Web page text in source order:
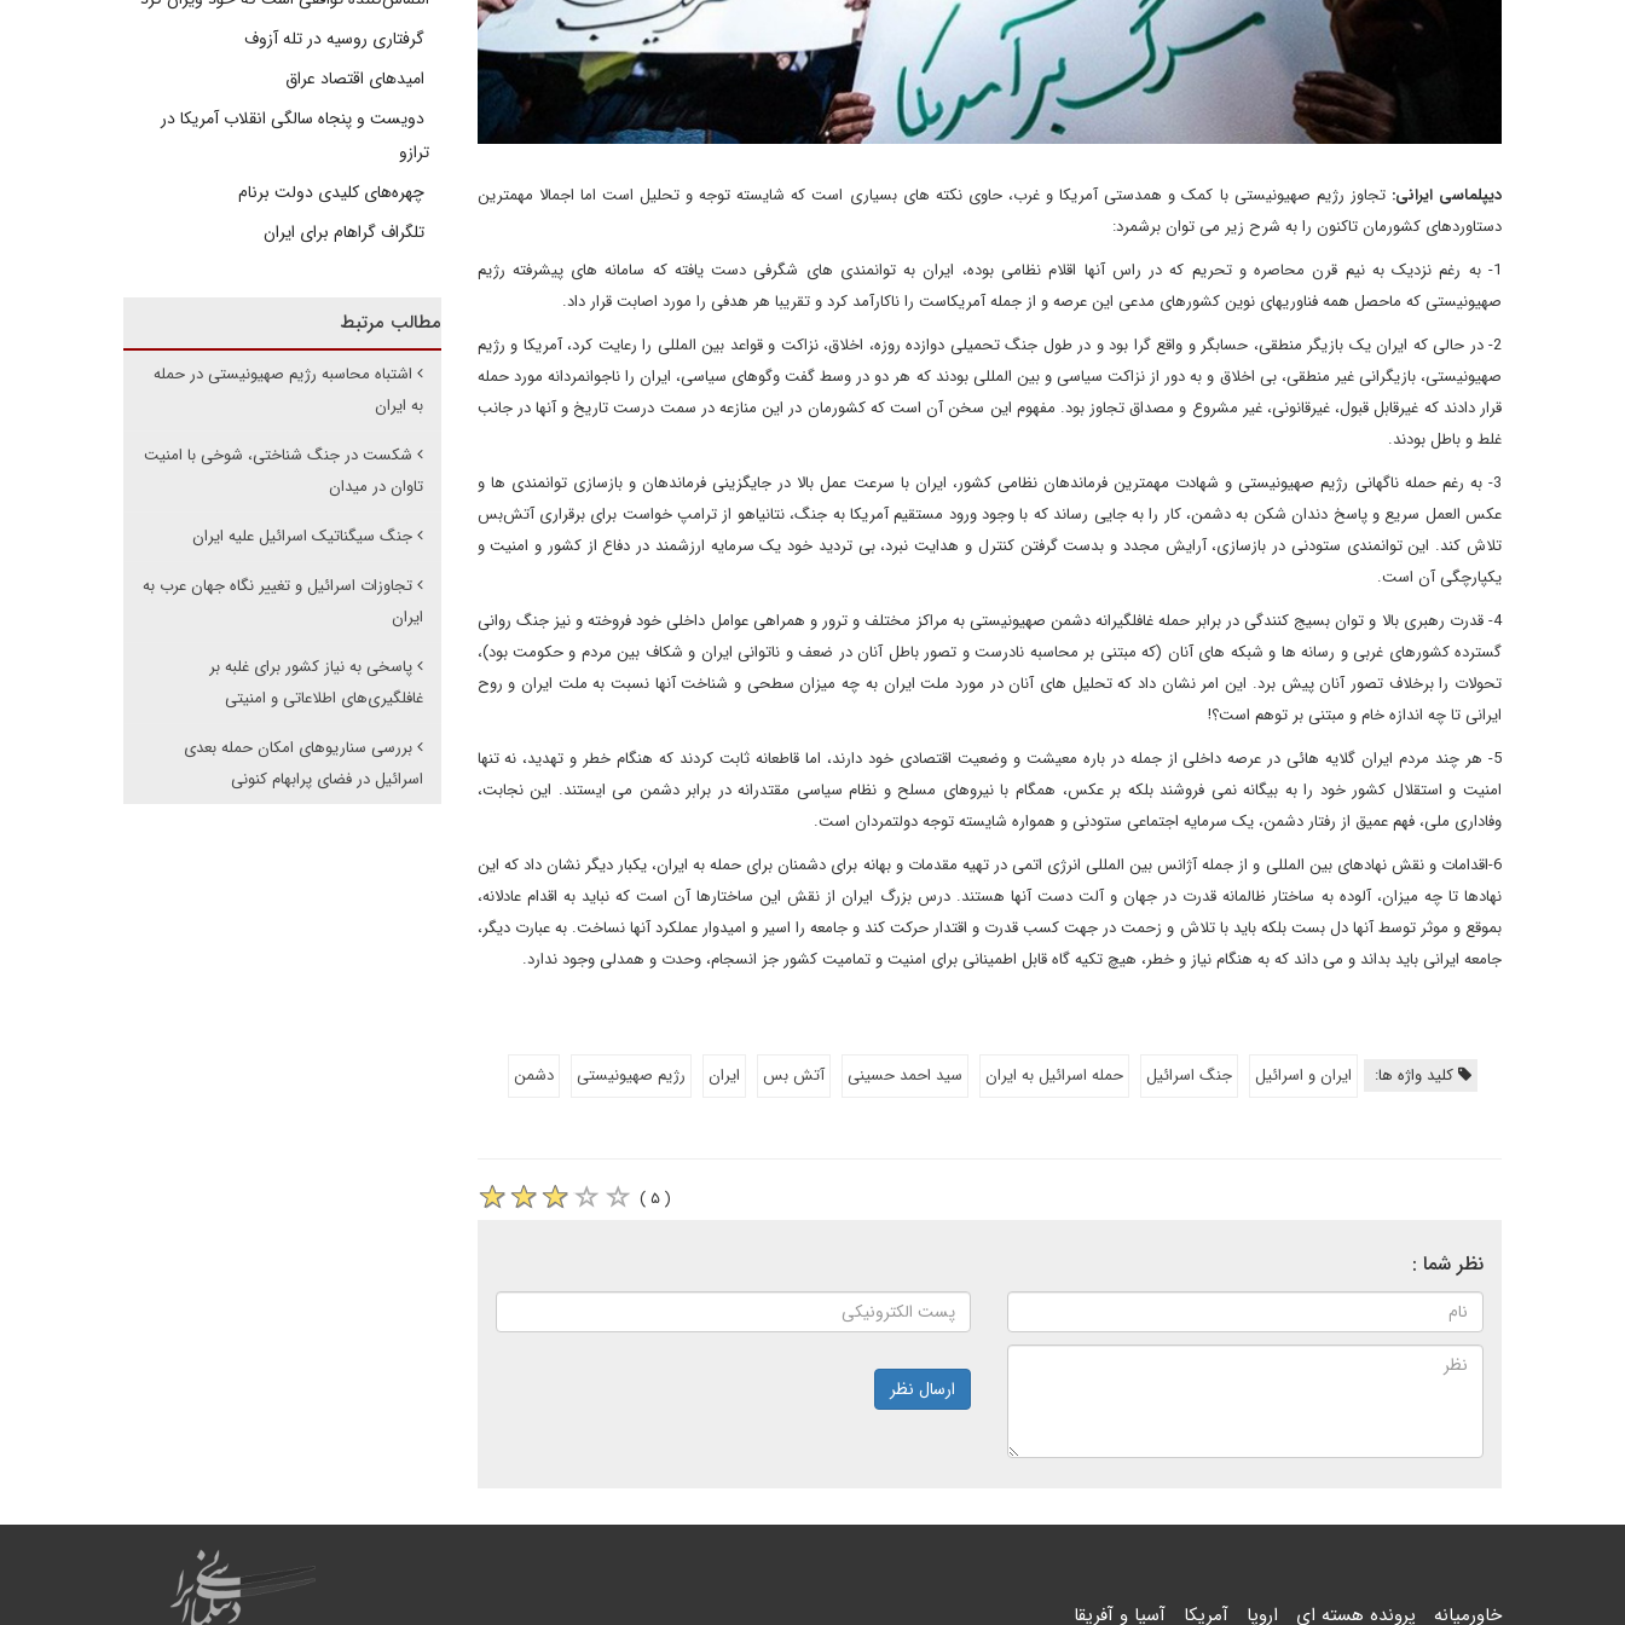
دیپلماسی ایرانی: تجاوز رژیم صهیونیستی با کمک و همدستی آمریکا و غرب، حاوی نکته های بسیاری است که شایسته توجه و تحلیل است اما اجمالا مهمترین
دستاوردهای کشورمان تاکنون را به شرح زیر می توان برشمرد:
1- به رغم نزدیک به نیم قرن محاصره و تحریم که در راس آنها اقلام نظامی بوده، ایران به توانمندی های شگرفی دست یافته که سامانه های پیشرفته رژیم
صهیونیستی که ماحصل همه فناوریهای نوین کشورهای مدعی این عرصه و از جمله آمریکاست را ناکارآمد کرد و تقریبا هر هدفی را مورد اصابت قرار داد.
2- در حالی که ایران یک بازیگر منطقی، حسابگر و واقع گرا بود و در طول جنگ تحمیلی دوازده روزه، اخلاق، نزاکت و قواعد بین المللی را رعایت کرد، آمریکا و رژیم
صهیونیستی، بازیگرانی غیر منطقی، بی اخلاق و به دور از نزاکت سیاسی و بین المللی بودند که هر دو در وسط گفت وگوهای سیاسی، ایران را ناجوانمردانه مورد حمله
قرار دادند که غیرقابل قبول، غیرقانونی، غیر مشروع و مصداق تجاوز بود. مفهوم این سخن آن است که کشورمان در این منازعه در سمت درست تاریخ و آنها در جانب
غلط و باطل بودند.
3- به رغم حمله ناگهانی رژیم صهیونیستی و شهادت مهمترین فرماندهان نظامی کشور، ایران با سرعت عمل بالا در جایگزینی فرماندهان و بازسازی توانمندی ها و
عکس العمل سریع و پاسخ دندان شکن به دشمن، کار را به جایی رساند که با وجود ورود مستقیم آمریکا به جنگ، نتانیاهو از ترامپ خواست برای برقراری آتش‌بس
تلاش کند. این توانمندی ستودنی در بازسازی، آرایش مجدد و بدست گرفتن کنترل و هدایت نبرد، بی تردید خود یک سرمایه ارزشمند در دفاع از کشور و امنیت و
یکپارچگی آن است.
4- قدرت رهبری بالا و توان بسیج کنندگی در برابر حمله غافلگیرانه دشمن صهیونیستی به مراکز مختلف و ترور و همراهی عوامل داخلی خود فروخته و نیز جنگ روانی
گسترده کشورهای غربی و رسانه ها و شبکه های آنان (که مبتنی بر محاسبه نادرست و تصور باطل آنان در ضعف و ناتوانی ایران و شکاف بین مردم و حکومت بود)،
تحولات را برخلاف تصور آنان پیش برد. این امر نشان داد که تحلیل های آنان در مورد ملت ایران به چه میزان سطحی و شناخت آنها نسبت به ملت ایران و روح
ایرانی تا چه اندازه خام و مبتنی بر توهم است؟!
5- هر چند مردم ایران گلایه هائی در عرصه داخلی از جمله در باره معیشت و وضعیت اقتصادی خود دارند، اما قاطعانه ثابت کردند که هنگام خطر و تهدید، نه تنها
امنیت و استقلال کشور خود را به بیگانه نمی فروشند بلکه بر عکس، همگام با نیروهای مسلح و نظام سیاسی مقتدرانه در برابر دشمن می ایستند. این نجابت،
وفاداری ملی، فهم عمیق از رفتار دشمن، یک سرمایه اجتماعی ستودنی و همواره شایسته توجه دولتمردان است.
6-اقدامات و نقش نهادهای بین المللی و از جمله آژانس بین المللی انرژی اتمی در تهیه مقدمات و بهانه برای دشمنان برای حمله به ایران، یکبار دیگر نشان داد که این
نهادها تا چه میزان، آلوده به ساختار ظالمانه قدرت در جهان و آلت دست آنها هستند. درس بزرگ ایران از نقش این ساختارها آن است که نباید به اقدام عادلانه،
بموقع و موثر توسط آنها دل بست بلکه باید با تلاش و زحمت در جهت کسب قدرت و اقتدار حرکت کند و جامعه را اسیر و امیدوار عملکرد آنها نساخت. به عبارت دیگر،
جامعه ایرانی باید بداند و می داند که به هنگام نیاز و خطر، هیچ تکیه گاه قابل اطمینانی برای امنیت و تمامیت کشور جز انسجام، وحدت و همدلی وجود ندارد.
کلید واژه ها: ایران و اسرائیل جنگ اسرائیل حمله اسرائیل به ایران سید احمد حسینی آتش بس ایران رژیم صهیونیستی دشمن
( ۵ )
نظر شما :
ارسال نظر
گرفتاری روسیه در تله آزوف
امیدهای اقتصاد عراق
دویست و پنجاه سالگی انقلاب آمریکا در
ترازو
چهره‌های کلیدی دولت برنام
تلگراف گراهام برای ایران
مطالب مرتبط
اشتباه محاسبه رژیم صهیونیستی در حمله
به ایران
شکست در جنگ شناختی، شوخی با امنیت
تاوان در میدان
جنگ سیگناتیک اسرائیل علیه ایران
تجاوزات اسرائیل و تغییر نگاه جهان عرب به
ایران
پاسخی به نیاز کشور برای غلبه بر
غافلگیری‌های اطلاعاتی و امنیتی
بررسی سناریوهای امکان حمله بعدی
اسرائیل در فضای پرابهام کنونی
خاورمیانه پرونده هسته ای اروپا آمریکا آسیا و آفریقا